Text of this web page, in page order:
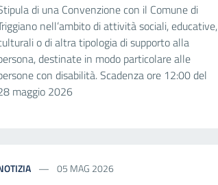
di una Convenzione con il Comune di
nell’ambito di attività sociali, educative,
o di altra tipologia di supporto alla
destinate in modo particolare alle
con disabilità. Scadenza ore 12:00 del
maggio 2026
05 MAG 2026